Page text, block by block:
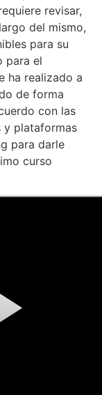
revisar,
del mismo,
para su
para el
ha realizado a
de forma
con las
y plataformas
para darle
curso